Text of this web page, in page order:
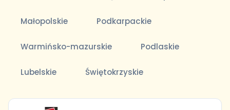
Małopolskie Podkarpackie
Warmińsko-mazurskie Podlaskie
Lubelskie Świętokrzyskie